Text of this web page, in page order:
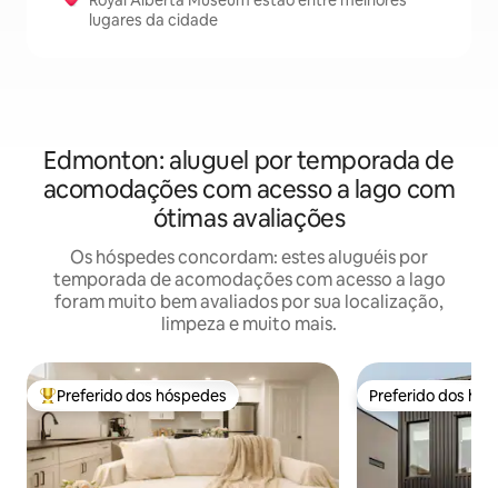
lugares da cidade
Edmonton: aluguel por temporada de
acomodações com acesso a lago com
ótimas avaliações
Os hóspedes concordam: estes aluguéis por
temporada de acomodações com acesso a lago
foram muito bem avaliados por sua localização,
limpeza e muito mais.
Entre os melhores preferidos dos hóspedes
Preferido dos hóspedes Preferido dos
Preferido dos